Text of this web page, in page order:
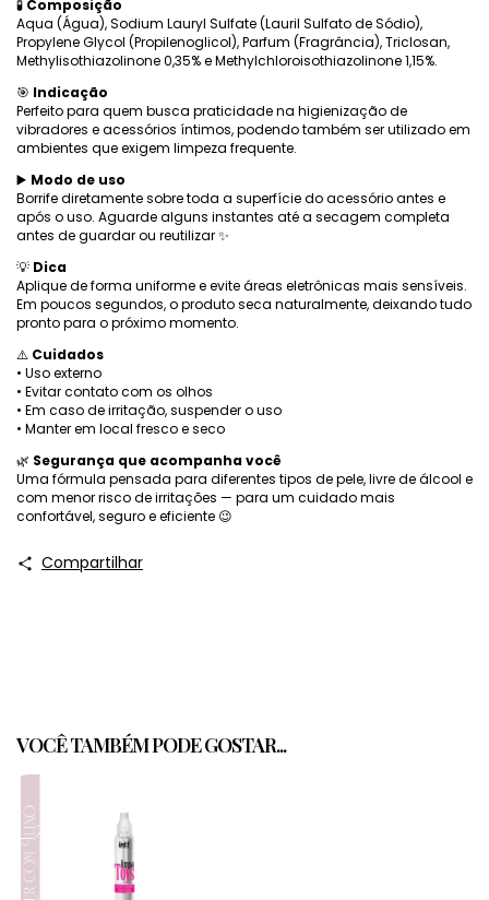
🧪 Composição
Aqua (Água), Sodium Lauryl Sulfate (Lauril Sulfato de Sódio),
Propylene Glycol (Propilenoglicol), Parfum (Fragrância), Triclosan,
Methylisothiazolinone 0,35% e Methylchloroisothiazolinone 1,15%.
🎯 Indicação
Perfeito para quem busca praticidade na higienização de
vibradores e acessórios íntimos, podendo também ser utilizado em
ambientes que exigem limpeza frequente.
▶️ Modo de uso
Borrife diretamente sobre toda a superfície do acessório antes e
após o uso. Aguarde alguns instantes até a secagem completa
antes de guardar ou reutilizar ✨
💡 Dica
Aplique de forma uniforme e evite áreas eletrônicas mais sensíveis.
Em poucos segundos, o produto seca naturalmente, deixando tudo
pronto para o próximo momento.
⚠️ Cuidados
• Uso externo
• Evitar contato com os olhos
• Em caso de irritação, suspender o uso
• Manter em local fresco e seco
🌿 Segurança que acompanha você
Uma fórmula pensada para diferentes tipos de pele, livre de álcool e
com menor risco de irritações — para um cuidado mais
confortável, seguro e eficiente 😉
Compartilhar
VOCÊ TAMBÉM PODE GOSTAR...